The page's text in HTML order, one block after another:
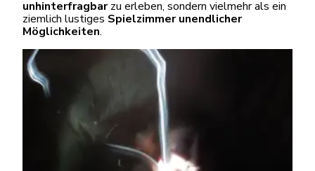
unhinterfragbarzu erleben, sondern vielmehr als ein
ziemlich lustiges Spielzimmer unendlicher
Möglichkeiten.